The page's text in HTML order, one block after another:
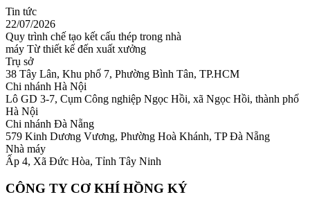
Tin tức
22/07/2026
Quy trình chế tạo kết cấu thép trong nhà
máy Từ thiết kế đến xuất xưởng
Trụ sở
38 Tây Lân, Khu phố 7, Phường Bình Tân, TP.HCM
Chi nhánh Hà Nội
Lô GD 3-7, Cụm Công nghiệp Ngọc Hồi, xã Ngọc Hồi, thành phố
Hà Nội
Chi nhánh Đà Nẵng
579 Kinh Dương Vương, Phường Hoà Khánh, TP Đà Nẵng
Nhà máy
Ấp 4, Xã Đức Hòa, Tỉnh Tây Ninh
CÔNG TY CƠ KHÍ HỒNG KÝ